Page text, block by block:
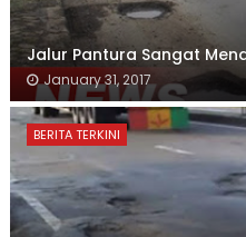
Jalur Pantura Sangat
January 31, 2017
BERITA TERKINI